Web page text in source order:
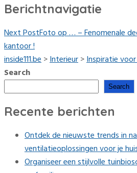
Berichtnavigatie
Next PostFoto op … – Fenomenale
kantoor !
inside111.be>Interieur>Inspiratie
Search
Search
Recente berichten
Ontdek de nieuwste trends in
ventilatieoplossingen voor je
Organiseer een stijlvolle